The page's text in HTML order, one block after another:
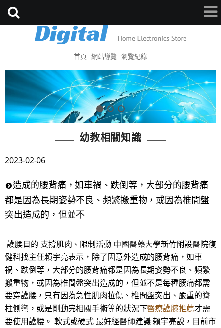
首頁 網站導覽 瀏覽紀錄
幼教相關知識
2023-02-06
造成的腰背痛，如車禍、跌倒等，大部分的腰背痛
都是因為長期姿勢不良、頻繁搬重物，或因為椎間盤
突出造成的，但並不
護腰目的 支撐肌肉、限制活動 中國醫藥大學新竹附設醫院復
健科找主任賴宇亮表示，除了因意外造成的腰背痛，如車
禍、跌倒等，大部分的腰背痛都是因為長期姿勢不良、頻繁
搬重物，或因為椎間盤突出造成的，但並不是每種腰痛都需
要穿護腰，只有因為急性肌肉拉傷、椎間盤突出、嚴重的脊
柱側彎，或是剛動完相關手術等的狀況下醫療護膝推薦才需
要使用護腰。 軟式或硬式 最好經醫師建議 賴宇亮說，目前市